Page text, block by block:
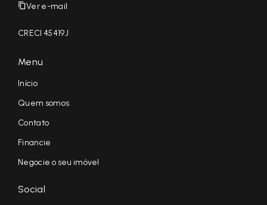
Ver e-mail
CRECI 45419J
Menu
Início
Quem somos
Contato
Financie
Negocie o seu imóvel
Social